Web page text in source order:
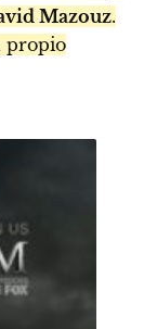
Mazouz.
propio